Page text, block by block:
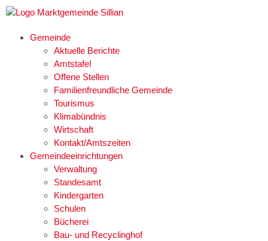
Gemeinde
Aktuelle Berichte
Amtstafel
Offene Stellen
Familienfreundliche Gemeinde
Tourismus
Klimabündnis
Wirtschaft
Kontakt/Amtszeiten
Gemeindeeinrichtungen
Verwaltung
Standesamt
Kindergarten
Schulen
Bücherei
Bau- und Recyclinghof